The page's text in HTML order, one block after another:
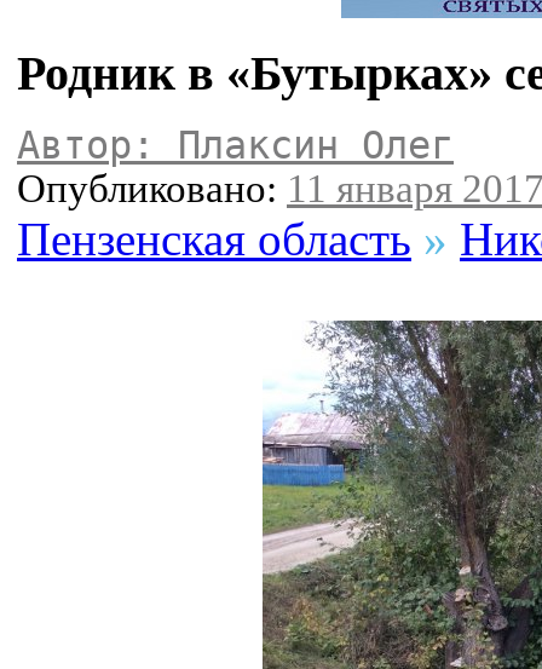
Родник в «Бутырках»
Автор: Плаксин Олег
Опубликовано: 11 января
Пензенская область »